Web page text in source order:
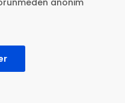
anonim